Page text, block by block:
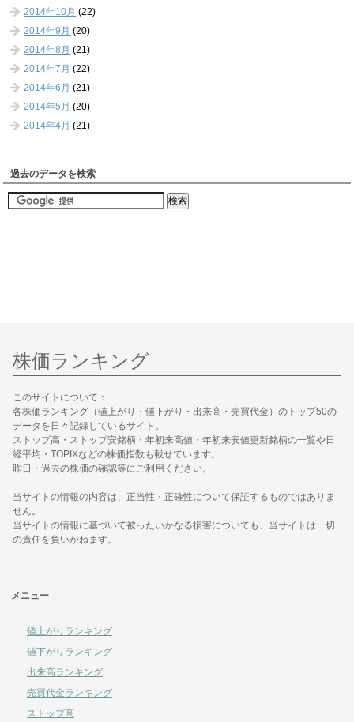
2014年10月 (22)
2014年9月 (20)
2014年8月 (21)
2014年7月 (22)
2014年6月 (21)
2014年5月 (20)
2014年4月 (21)
過去のデータを検索
株価ランキング
このサイトについて：
各株価ランキング（値上がり・値下がり・出来高・売買代金）のトップ50の
データを日々記録しているサイト。
ストップ高・ストップ安銘柄・年初来高値・年初来安値更新銘柄の一覧や日
経平均・TOPIXなどの株価指数も載せています。
昨日・過去の株価の確認等にご利用ください。
当サイトの情報の内容は、正当性・正確性について保証するものではありま
せん。
当サイトの情報に基づいて被ったいかなる損害についても、当サイトは一切
の責任を負いかねます。
メニュー
値上がりランキング
値下がりランキング
出来高ランキング
売買代金ランキング
ストップ高